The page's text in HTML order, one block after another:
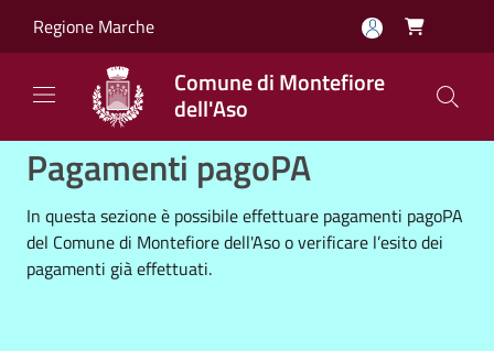
Regione Marche 
Comune di Montefiore
dell'Aso
Pagamenti pagoPA
In questa sezione è possibile effettuare pagamenti pagoPA
del Comune di Montefiore dell'Aso o verificare l’esito dei
pagamenti già effettuati.